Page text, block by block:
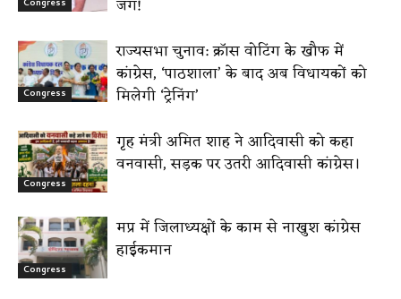
Congress
जंग!
Congress
राज्यसभा चुनाव: क्रॉस वोटिंग के खौफ में
कांग्रेस, ‘पाठशाला’ के बाद अब विधायकों को
मिलेगी ‘ट्रेनिंग’
Congress
गृह मंत्री अमित शाह ने आदिवासी को कहा
वनवासी, सड़क पर उतरी आदिवासी कांग्रेस।
Congress
मप्र में जिलाध्यक्षों के काम से नाखुश कांग्रेस
हाईकमान